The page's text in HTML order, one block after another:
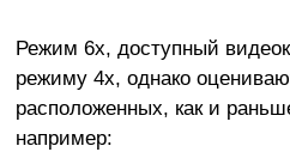
Режим 6х, доступный
режиму 4х, однако
расположенных, как и
например: